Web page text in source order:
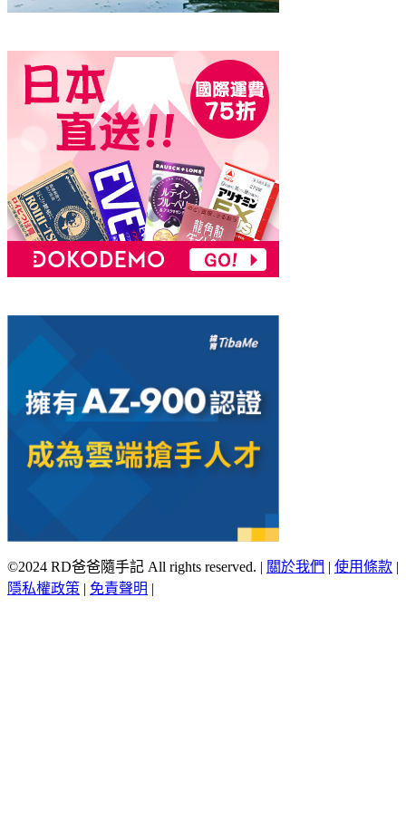
©2024 RD爸爸隨手記 All rights reserved. | 關於我們 | 使用條款 |
隱私權政策 | 免責聲明 |